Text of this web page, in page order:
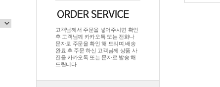
고객님께서 주문을 넣어주시면 확인
후 고객님께 카카오톡 또는 전화나
문자로 주문을 확인 해 드리며.배송
완료 후 주문 하신 고객님께 상품 사
진을 카카오톡 또는 문자로 발송 해
드립니다.